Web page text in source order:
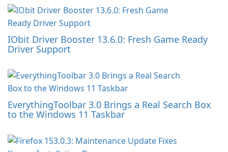
IObit Driver Booster 13.6.0: Fresh Game Ready
Driver Support
EverythingToolbar 3.0 Brings a Real Search Box
to the Windows 11 Taskbar